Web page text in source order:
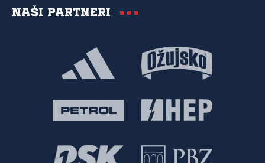
Naši partneri